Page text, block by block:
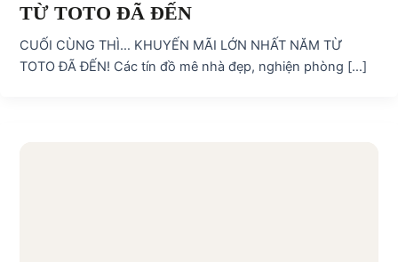
TỪ TOTO ĐÃ ĐẾN
CUỐI CÙNG THÌ… KHUYẾN MÃI LỚN NHẤT NĂM TỪ
TOTO ĐÃ ĐẾN! Các tín đồ mê nhà đẹp, nghiện phòng […]